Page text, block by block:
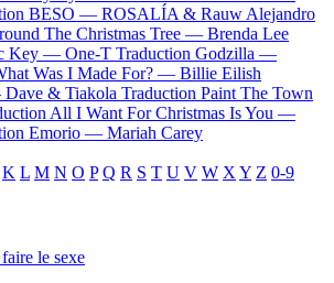
BESO — ROSALÍA & Rauw Alejandro
The Christmas Tree — Brenda Lee
Key — One-T Traduction Godzilla —
Was I Made For? — Billie Eilish
Dave & Tiakola Traduction Paint The Town
All I Want For Christmas Is You —
Emorio — Mariah Carey
K L M N O P Q R S T U V W X Y Z 0-9
le sexe